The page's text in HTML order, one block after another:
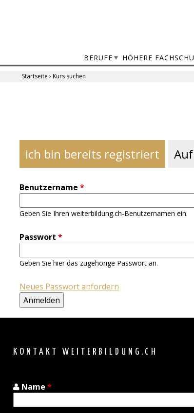
BERUFE HÖHERE
Startseite › Kurs suchen
Ich bin bereits registriert
Benutzername*
Geben Sie Ihren weiterbildung.ch-Benutzernamen ein.
Passwort*
Geben Sie hier das zugehörige Passwort an.
Neues Passwort anfordern
KONTAKT WEITERBILDUNG.CH
Name *